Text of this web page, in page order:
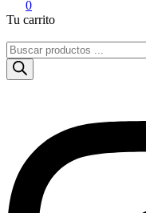
0
Tu carrito
Búsqueda
de
productos